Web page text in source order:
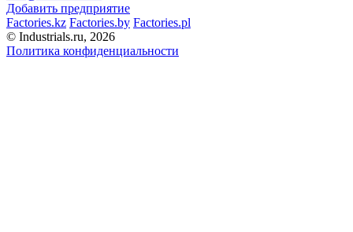
Добавить предприятие
Factories.kz Factories.by Factories.pl
© Industrials.ru, 2026
Политика конфиденциальности